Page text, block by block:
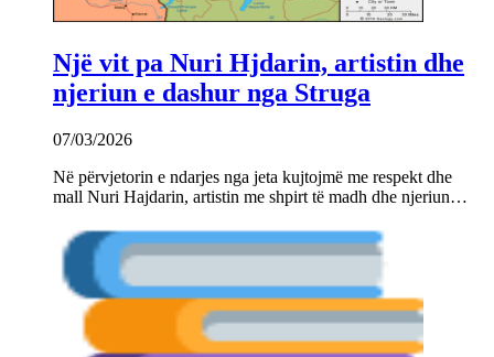
Një vit pa Nuri Hjdarin, artistin dhe
njeriun e dashur nga Struga
07/03/2026
Në përvjetorin e ndarjes nga jeta kujtojmë me respekt dhe
mall Nuri Hajdarin, artistin me shpirt të madh dhe njeriun…